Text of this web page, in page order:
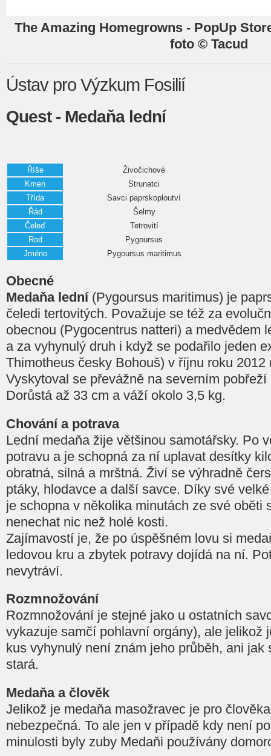
The Amazing Homegrowns - PopUp
foto © Tacud
Ústav pro Výzkum Fosilií
Quest - Medaňa lední
Říše
Živočichové
Kmen
Strunatci
Třída
Savci paprskoploutví
Řád
Šelmy
Čeleď
Tetrovití
Rod
Pygoursus
Jméno
Pygoursus maritimus
Obecné
Medaňa lední(Pygoursus maritimus) je
čeledi tertovitých. Považuje se též za
obecnou (Pygocentrus natteri) a medvědem
a za vyhynulý druh i když se podařilo jeden
Thimotheus česky Bohouš) v říjnu roku 2012
Vyskytoval se převážně na severním
Dorůstá až 33 cm a váží okolo 3,5 kg.
Chování a potrava
Lední medaňa žije většinou samotářsky. Po
potravu a je schopná za ní uplavat desítky
obratná, silná a mrštná. Živí se výhradně
ptáky, hlodavce a další savce. Díky své
je schopna v několika minutách ze své oběti
nenechat nic než holé kosti.
Zajímavostí je, že po úspěšném lovu si
ledovou kru a zbytek potravy dojídá na ní.
nevytráví.
Rozmnožování
Rozmnožování je stejné jako u ostatních
vykazuje samčí pohlavní orgány), ale jelikož
kus vyhynulý není znám jeho průběh, ani jak
stará.
Medaňa a člověk
Jelikož je medaňa masožravec je pro
nebezpečná. To ale jen v případě kdy není
minulosti byly zuby Medaňi používány